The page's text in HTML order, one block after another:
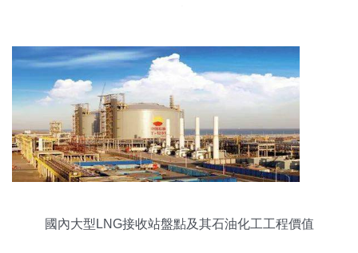
國內大型LNG接收站盤點及其石油化工工程價值